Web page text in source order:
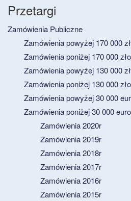
Przetargi
Zamówienia Publiczne
Zamówienia powyżej 170 000
Zamówienia poniżej 170 000
Zamówienia powyżej 130 000
Zamówienia poniżej 130 000
Zamówienia powyżej 30 000
Zamówienia poniżej 30 000 euro
Zamówienia 2020r
Zamówienia 2019r
Zamówienia 2018r
Zamówienia 2017r
Zamówienia 2016r
Zamówienia 2015r